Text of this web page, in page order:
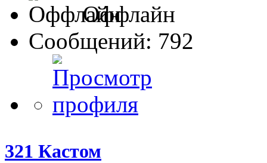
Оффлайн
Сообщений: 792
321 Кастом